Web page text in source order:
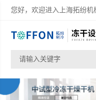
您好，欢迎进入上海拓纷机